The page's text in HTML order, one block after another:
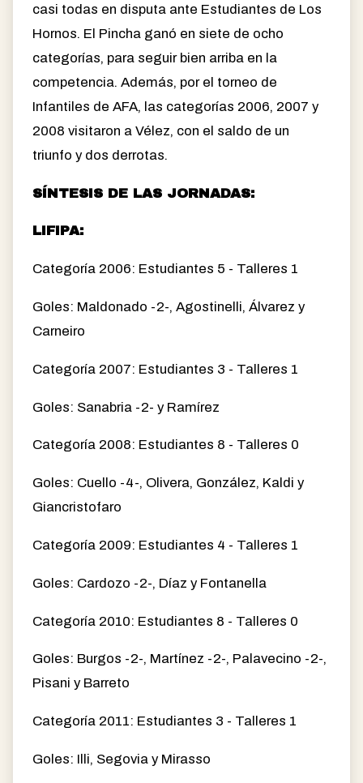
casi todas en disputa ante Estudiantes de Los
Hornos. El Pincha ganó en siete de ocho
categorías, para seguir bien arriba en la
competencia. Además, por el torneo de
Infantiles de AFA, las categorías 2006, 2007 y
2008 visitaron a Vélez, con el saldo de un
triunfo y dos derrotas.
SÍNTESIS DE LAS JORNADAS:
LIFIPA:
Categoría 2006: Estudiantes 5 - Talleres 1
Goles: Maldonado -2-, Agostinelli, Álvarez y
Carneiro
Categoría 2007: Estudiantes 3 - Talleres 1
Goles: Sanabria -2- y Ramírez
Categoría 2008: Estudiantes 8 - Talleres 0
Goles: Cuello -4-, Olivera, González, Kaldi y
Giancristofaro
Categoría 2009: Estudiantes 4 - Talleres 1
Goles: Cardozo -2-, Díaz y Fontanella
Categoría 2010: Estudiantes 8 - Talleres 0
Goles: Burgos -2-, Martínez -2-, Palavecino -2-,
Pisani y Barreto
Categoría 2011: Estudiantes 3 - Talleres 1
Goles: Illi, Segovia y Mirasso